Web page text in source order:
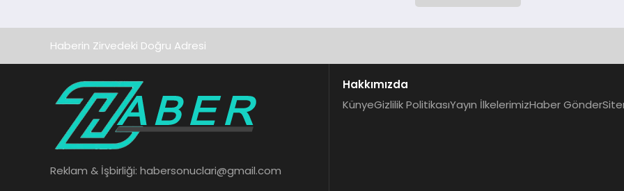
Haberin Zirvedeki Doğru Adresi
Reklam & İşbirliği: habersonuclari@gmail.com
Hakkımızda
KünyeGizlilik PolitikasıYayın İlkelerimizHaber Gönder